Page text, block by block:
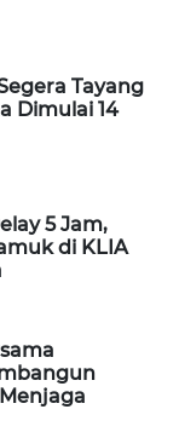
Tayang
Dimulai 14
5 Jam,
di KLIA